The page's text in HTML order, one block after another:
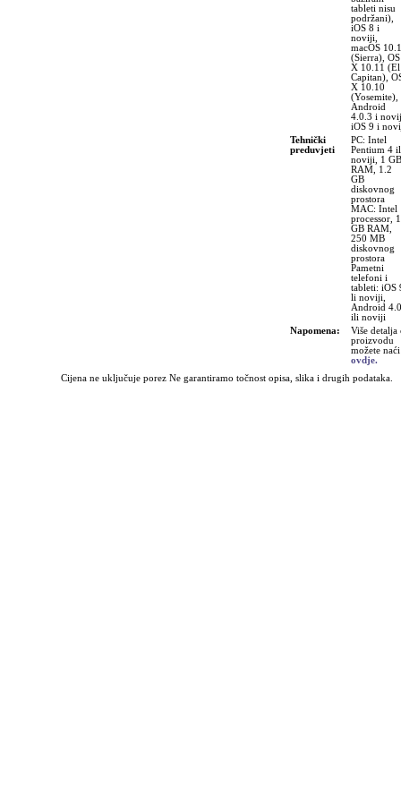
tableti nisu
podržani),
iOS 8 i
noviji,
macOS
(Sierra), OS
X 10.11 (El
Capitan),
X 10.10
(Yosemite),
Android
4.0.3 i
iOS 9 i
Tehnički
preduvjeti
PC: Intel
Pentium 4
noviji, 1 GB
RAM, 1.2
GB
diskovnog
prostora
MAC: Intel
processor, 1
GB RAM,
250 MB
diskovnog
prostora
Pametni
telefoni i
tableti: iOS
li noviji,
Android 4.0
ili noviji
Napomena:
Više detalja
proizvodu
možete naći
ovdje.
Cijena ne uključuje porez Ne garantiramo točnost opisa, slika i drugih podataka.